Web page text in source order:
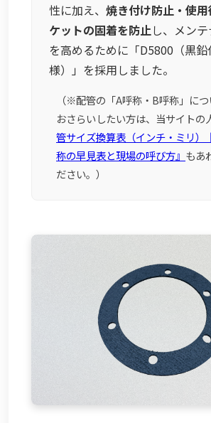
性に加え、 焼き付け防止・使
ケットの固着を防止し、メン
を高めるために「D5800（黒
様）」を採用しました。
（※配管の「A呼称・B呼称」に
おさらいしたい方は、当サイトの
管サイズ換算表（インチ・ミリ）
称の早見表と現場の呼び方』 もあ
ださい。）